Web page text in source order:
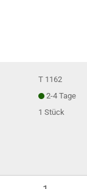
T 1162
2-4 Tage
1Stück